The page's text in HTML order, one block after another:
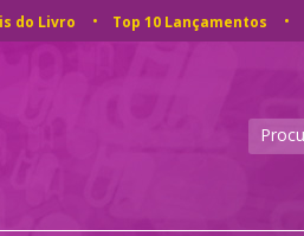
do Livro Top 10 Lançamentos